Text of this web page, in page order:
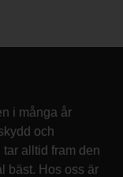
i många år
och
alltid fram den
bäst. Hos oss är